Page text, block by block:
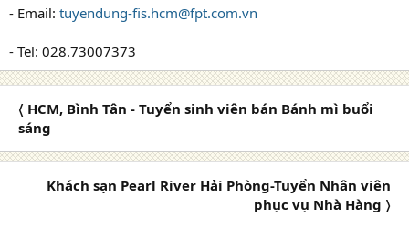
- Email: tuyendung-fis.hcm@fpt.com.vn
- Tel: 028.73007373
〈 HCM, Bình Tân - Tuyển sinh viên bán Bánh mì buổi
sáng
Khách sạn Pearl River Hải Phòng-Tuyển Nhân viên
phục vụ Nhà Hàng 〉